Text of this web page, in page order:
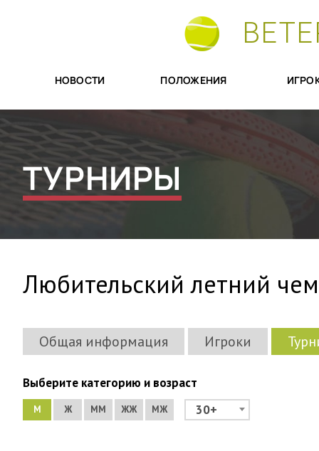
НОВОСТИ ПОЛОЖЕНИЯ
ТУРНИРЫ
Любительский летний
Общая информация Игроки
Выберите категорию и возраст
М Ж ММ ЖЖ МЖ 30+